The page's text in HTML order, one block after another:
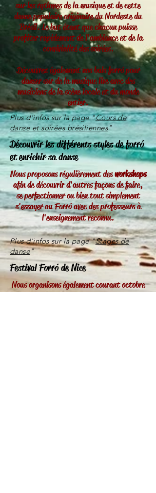
sur les rythmes de la musique et de cette
danse populaire originaire du Nordeste du
Brésil.Le but étant que chacun puisse
profiter rapidement de l'ambiance et de la
convivialité des soirées.
Découvrez également nos bals forró pour
danser sur de la musique live avec des
musiciens de la scène locale et du monde
entier.
Plus d'infos sur la page "Cours de
danse et soirées brésiliennes"
Découvrir les différents styles de forró
et enrichir sa danse
Nous proposons régulièrement desworkshops
afin de découvrir d'autres façons de faire,
se perfectionner ou bien tout simplement
s'essayer au Forróavec des professeurs à
l'enseignement reconnu.
Plus d'infos sur la page "Stages de
danse"
FestivalForróde Nice
Nous organisons également courant octobre